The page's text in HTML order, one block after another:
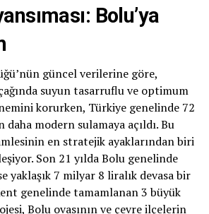
Bolu’ya
güncel verilerine göre,
suyun tasarruflu ve optimum
korurken, Türkiye genelinde 72
modern sulamaya açıldı. Bu
en stratejik ayaklarından biri
Son 21 yılda Bolu genelinde
yaklaşık 7 milyar 8 liralık devasa bir
genelinde tamamlanan 3 büyük
Bolu ovasının ve çevre ilçelerin